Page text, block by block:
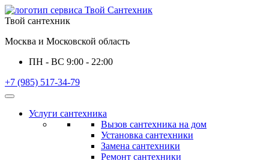
Твой сантехник
Москва и Московской область
ПН - ВС 9:00 - 22:00
+7 (985) 517-34-79
Услуги сантехника
Вызов сантехника на дом
Установка сантехники
Замена сантехники
Ремонт сантехники